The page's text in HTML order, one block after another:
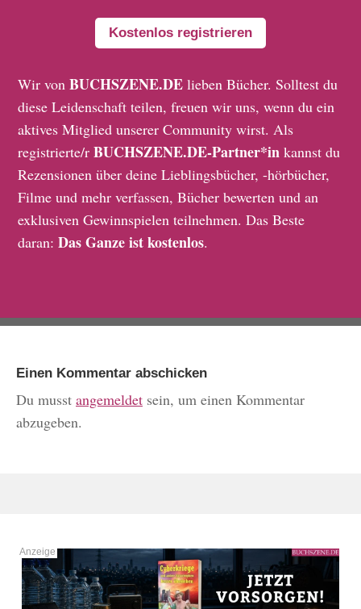
Kostenlos registrieren
Wir vonBUCHSZENE.DE lieben Bücher. Solltest du
diese Leidenschaft teilen, freuen wir uns, wenn du ein
aktives Mitglied unserer Community wirst. Als
registrierte/rBUCHSZENE.DE-Partner*in kannst du
Rezensionen über deine Lieblingsbücher, -hörbücher,
Filme und mehr verfassen, Bücher bewerten und an
exklusiven Gewinnspielen teilnehmen. Das Beste
daran:Das Ganze ist kostenlos.
Einen Kommentar abschicken
Du musst angemeldet sein, um einen Kommentar
abzugeben.